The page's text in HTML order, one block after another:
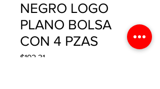
NEGRO LOGO
PLANO BOLSA
CON 4 PZAS
$192.31Precio